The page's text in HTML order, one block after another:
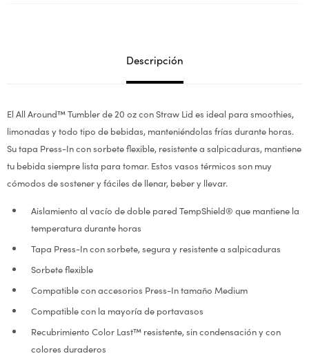
Descripción
El All Around™ Tumbler de 20 oz con Straw Lid es ideal para smoothies,
limonadas y todo tipo de bebidas, manteniéndolas frías durante horas.
Su tapa Press-In con sorbete flexible, resistente a salpicaduras, mantiene
tu bebida siempre lista para tomar. Estos vasos térmicos son muy
cómodos de sostener y fáciles de llenar, beber y llevar.
Aislamiento al vacío de doble pared TempShield® que mantiene la
temperatura durante horas
Tapa Press-In con sorbete, segura y resistente a salpicaduras
Sorbete flexible
Compatible con accesorios Press-In tamaño Medium
Compatible con la mayoría de portavasos
Recubrimiento Color Last™ resistente, sin condensación y con
colores duraderos